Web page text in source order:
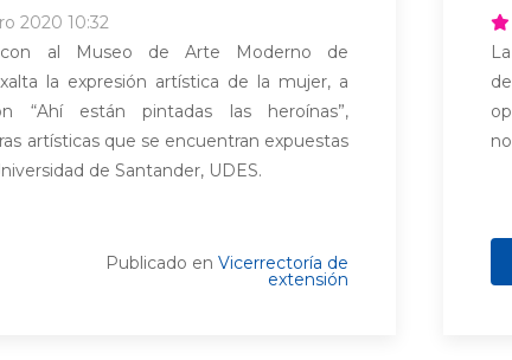
2020 10:32
al Museo de Arte Moderno de
la expresión artística de la mujer, a
“Ahí están pintadas las heroínas”,
artísticas que se encuentran expuestas
de Santander, UDES.
Publicado en Vicerrectoría de
extensión